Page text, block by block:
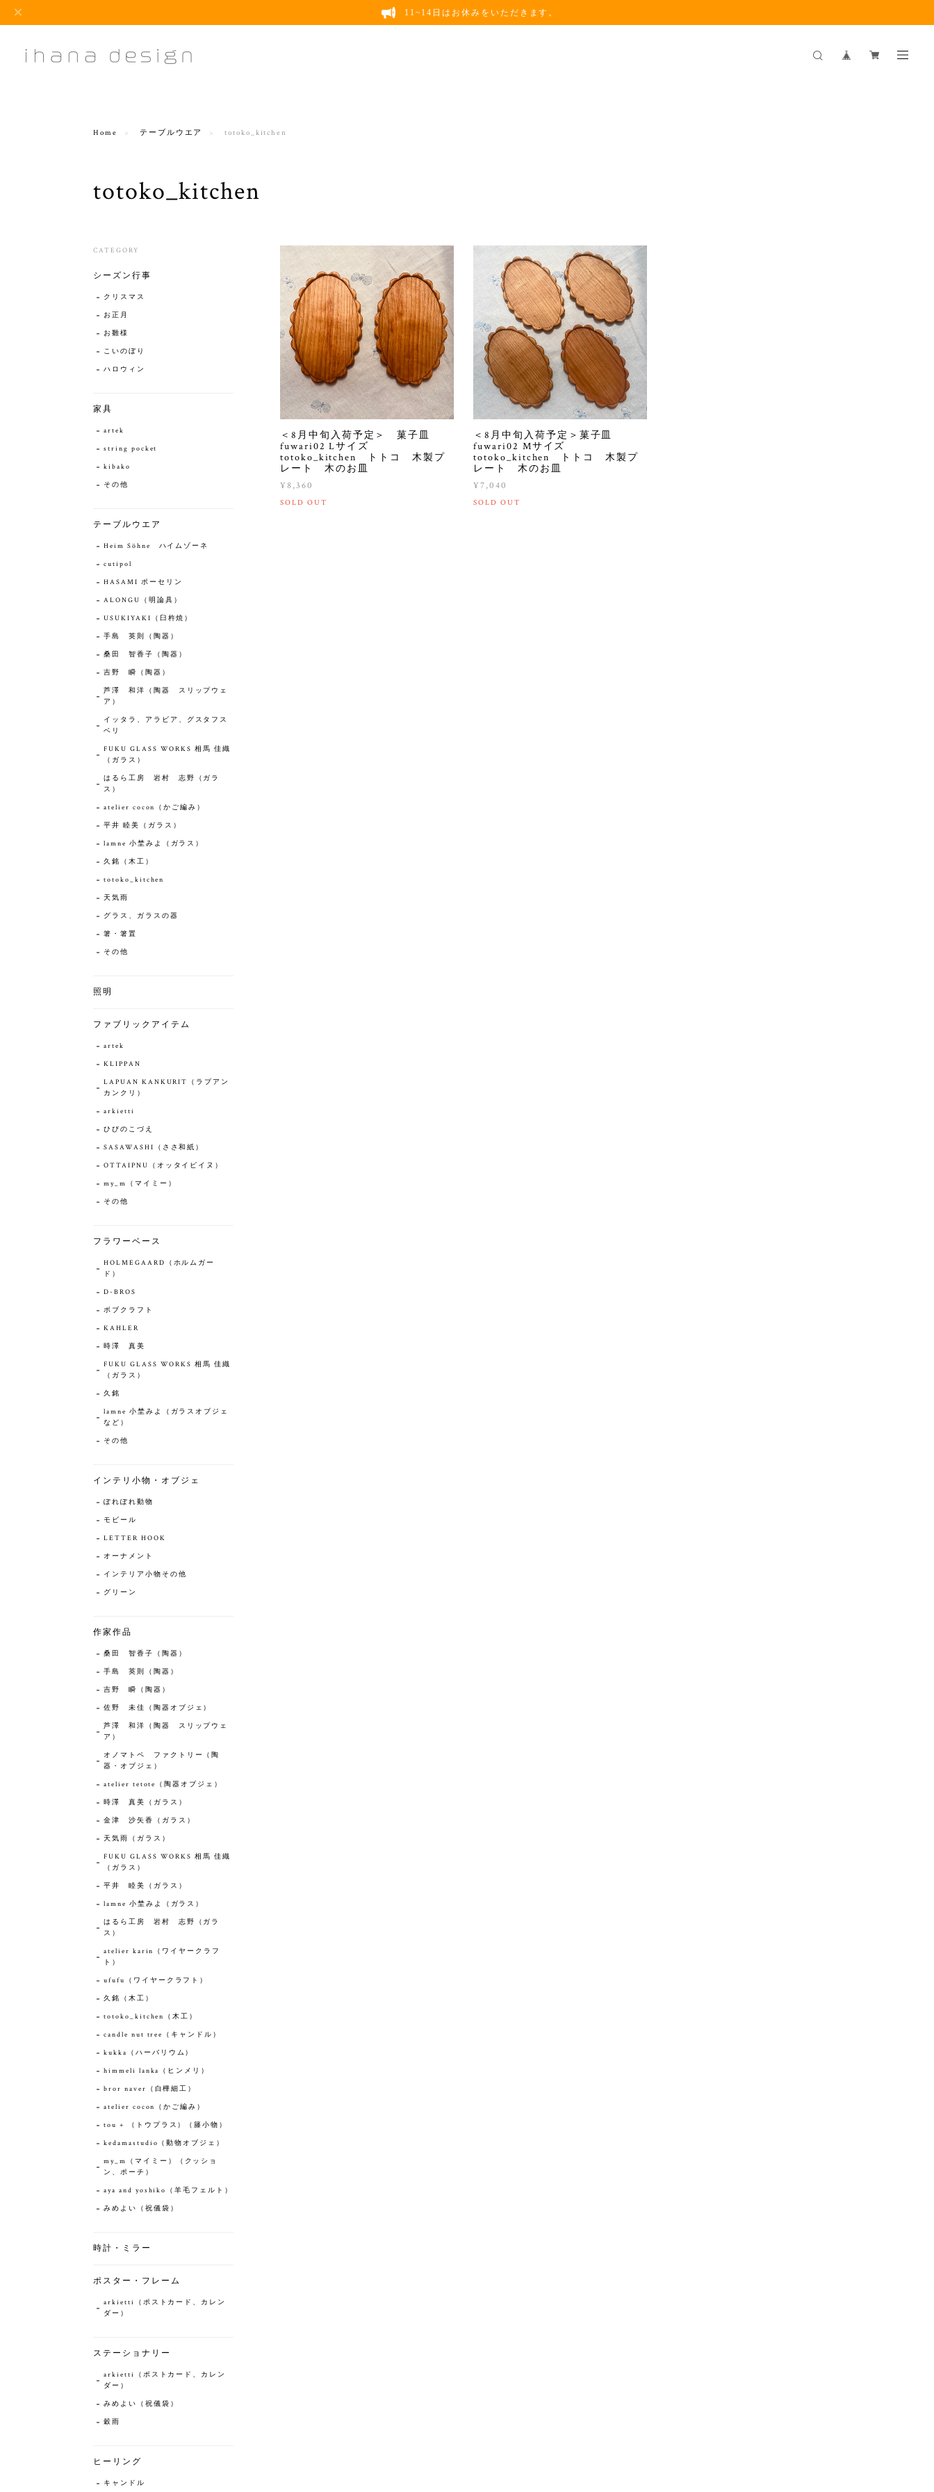
11~14日はお休みをいただきます。
Home テーブルウエア totoko_kitchen
totoko_kitchen
＜8月中旬入荷予定＞ 菓子皿
fuwari02 Lサイズ
totoko_kitchen トトコ 木製プ
レート 木のお皿
¥8,360
SOLD OUT
＜8月中旬入荷予定＞菓子皿
fuwari02 Mサイズ
totoko_kitchen トトコ 木製プ
レート 木のお皿
¥7,040
SOLD OUT
CATEGORY
シーズン行事
クリスマス
お正月
お雛様
こいのぼり
ハロウィン
家具
artek
string pocket
kibako
その他
テーブルウエア
Heim Söhne ハイムゾーネ
cutipol
HASAMI ポーセリン
ALONGU（明論具）
USUKIYAKI（臼杵焼）
手島 英則（陶器）
桑田 智香子（陶器）
吉野 瞬（陶器）
芦澤 和洋（陶器 スリップウェ
ア）
イッタラ、アラビア、グスタフス
ベリ
FUKU GLASS WORKS 相馬 佳織
（ガラス）
はるら工房 岩村 志野（ガラ
ス）
atelier cocon（かご編み）
平井 睦美（ガラス）
lamne 小埜みよ（ガラス）
久銘（木工）
totoko_kitchen
天気雨
グラス、ガラスの器
箸・箸置
その他
照明
ファブリックアイテム
artek
KLIPPAN
LAPUAN KANKURIT（ラプアン
カンクリ）
arkietti
ひびのこづえ
SASAWASHI（ささ和紙）
OTTAIPNU（オッタイピイヌ）
my_m（マイミー）
その他
フラワーベース
HOLMEGAARD（ホルムガー
ド）
D-BROS
ボブクラフト
KAHLER
時澤 真美
FUKU GLASS WORKS 相馬 佳織
（ガラス）
久銘
lamne 小埜みよ（ガラスオブジェ
など）
その他
インテリ小物・オブジェ
ぽれぽれ動物
モビール
LETTER HOOK
オーナメント
インテリア小物その他
グリーン
作家作品
桑田 智香子（陶器）
手島 英則（陶器）
吉野 瞬（陶器）
佐野 未佳（陶器オブジェ）
芦澤 和洋（陶器 スリップウェ
ア）
オノマトペ ファクトリー（陶
器・オブジェ）
atelier tetote（陶器オブジェ）
時澤 真美（ガラス）
金津 沙矢香（ガラス）
天気雨（ガラス）
FUKU GLASS WORKS 相馬 佳織
（ガラス）
平井 睦美（ガラス）
lamne 小埜みよ（ガラス）
はるら工房 岩村 志野（ガラ
ス）
atelier karin（ワイヤークラフ
ト）
ufufu（ワイヤークラフト）
久銘（木工）
totoko_kitchen（木工）
candle nut tree（キャンドル）
kukka（ハーバリウム）
himmeli lanka（ヒンメリ）
bror naver（白樺細工）
atelier cocon（かご編み）
tou + （トウプラス）（籐小物）
kedamastudio（動物オブジェ）
my_m（マイミー）（クッショ
ン、ポーチ）
aya and yoshiko（羊毛フェルト）
みめよい（祝儀袋）
時計・ミラー
ポスター・フレーム
arkietti（ポストカード、カレン
ダー）
ステーショナリー
arkietti（ポストカード、カレン
ダー）
みめよい（祝儀袋）
穀雨
ヒーリング
キャンドル